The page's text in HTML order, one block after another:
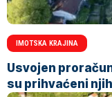
IMOTSKA KRAJINA
Usvojen
su prihvaćeni